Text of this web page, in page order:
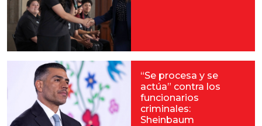
“Se procesa y se
actúa” contra los
funcionarios
criminales:
Sheinbaum